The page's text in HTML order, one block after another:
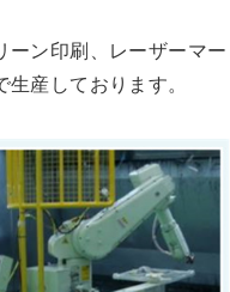
ーン印刷、レーザーマー
産しております。